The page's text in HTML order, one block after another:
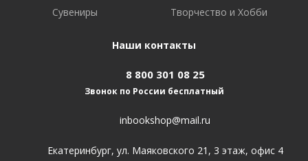
Сувениры
Творчество и Хобби
Наши контакты
8 800 301 08 25
Звонок по России бесплатный
inbookshop@mail.ru
Екатеринбург, ул. Маяковского 21, 3 этаж, офис 4